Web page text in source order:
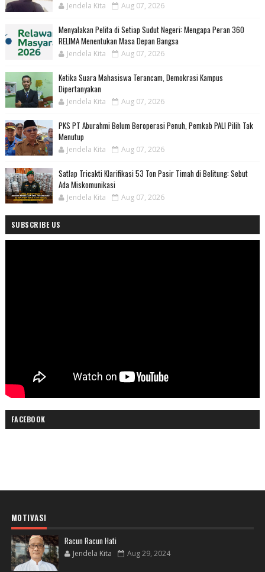
Jendela Kita Aug 07, 2026
Menyalakan Pelita di Setiap Sudut Negeri: Mengapa Peran 360
RELIMA Menentukan Masa Depan Bangsa
Jendela Kita Aug 07, 2026
Ketika Suara Mahasiswa Terancam, Demokrasi Kampus
Dipertanyakan
Jendela Kita Aug 07, 2026
PKS PT Aburahmi Belum Beroperasi Penuh, Pemkab PALI Pilih Tak
Menutup
Jendela Kita Aug 07, 2026
Satlap Tricakti Klarifikasi 53 Ton Pasir Timah di Belitung: Sebut
Ada Miskomunikasi
Jendela Kita Aug 07, 2026
SUBSCRIBE US
FACEBOOK
MOTIVASI
Racun Racun Hati
Jendela Kita Aug 29, 2024